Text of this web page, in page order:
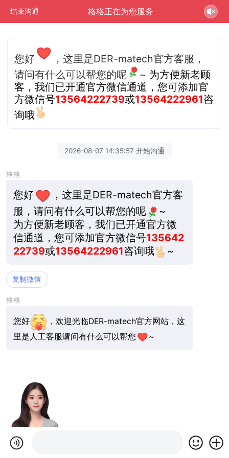
结束沟通 格格正在为您服务
您好
，这里是DER-matech官方客服，
请问有什么可以帮您的呢
~ 为方便新老顾
客，我们已开通官方微信通道，您可添加官
方微信号13564222739或13564222961咨
询哦
2026-08-07 14:35:57 开始沟通
格格
您好
，这里是DER-matech官方客
服，请问有什么可以帮您的呢
~
为方便新老顾客，我们已开通官方微
信通道，您可添加官方微信号135642
22739或13564222961咨询哦 ~
复制微信
格格
您好
，欢迎光临DER-matech官方网站，这
里是人工客服请问有什么可以帮您
~